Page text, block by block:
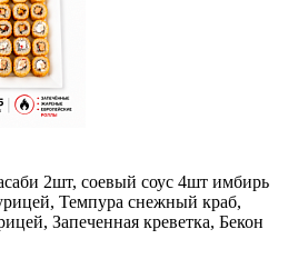
2шт, соевый соус 4шт имбирь
Темпура снежный краб,
Запеченная креветка, Бекон